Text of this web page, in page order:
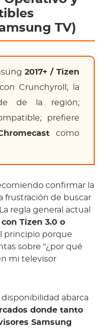
TV)
2017+ / Tizen
Crunchyroll; la
de la región;
prefiere
como
confirmar la
frustración de buscar
regla general actual
Tizen 3.0 o
principio porque
sobre "¿por qué
mi televisor
abarca
donde tanto
Samsung